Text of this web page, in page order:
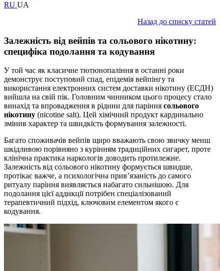
RU UA
Назад до списку статей
Залежність від вейпів та сольового нікотину:
специфіка подолання та кодування
У той час як класичне тютюнопаління в останні роки
демонструє поступовий спад, епідемія вейпінгу та
використання електронних систем доставки нікотину (ЕСДН)
вийшла на свій пік. Головним чинником цього процесу стало
винахід та впровадження в рідини для паріння сольового
нікотину (nicotine salt). Цей хімічний продукт кардинально
змінив характер та швидкість формування залежності.
Багато споживачів вейпів щиро вважають свою звичку менш
шкідливою порівняно з курінням традиційних сигарет, проте
клінічна практика наркологів доводить протилежне.
Залежність від сольового нікотину формується швидше,
протікає важче, а психологічна прив’язаність до самого
ритуалу паріння виявляється набагато сильнішою. Для
подолання цієї аддикції потрібен спеціалізований
терапевтичний підхід, ключовим елементом якого є
кодування.